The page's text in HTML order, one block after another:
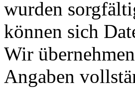
wurden
können sich
Wir
Angaben